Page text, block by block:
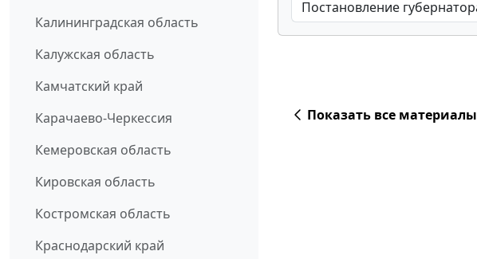
Калининградская область
Калужская область
Камчатский край
Карачаево-Черкессия
Кемеровская область
Кировская область
Костромская область
Краснодарский край
Показать все материалы